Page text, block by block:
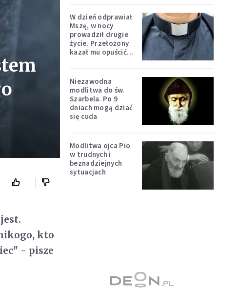
kto
- pisze
W dzień odprawiał
Mszę, w nocy
prowadził drugie
życie. Przełożony
kazał mu opuścić
Niezawodna
modlitwa do św.
Szarbela. Po 9
dniach mogą dziać
się cuda
Modlitwa ojca Pio
w trudnych i
beznadziejnych
sytuacjach